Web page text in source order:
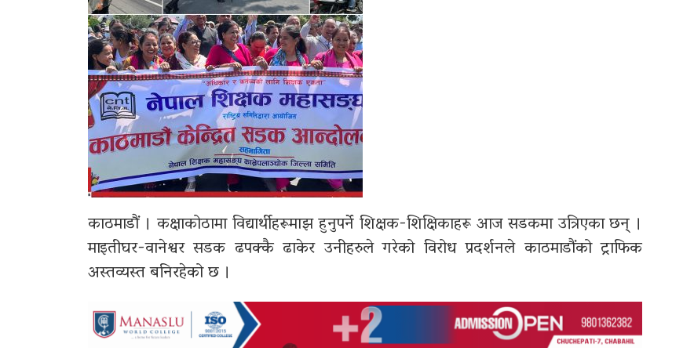
काठमाडौं । कक्षाकोठामा विद्यार्थीहरूमाझ हुनुपर्ने शिक्षक-शिक्षिकाहरू आज सडकमा उत्रिएका छन् ।
माइतीघर-वानेश्वर सडक ढपक्कै ढाकेर उनीहरुले गरेको विरोध प्रदर्शनले काठमाडौंको ट्राफिक
अस्तव्यस्त बनिरहेको छ ।